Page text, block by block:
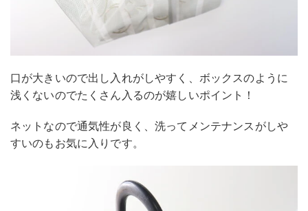
口が大きいので出し入れがしやすく、ボックスのように
浅くないのでたくさん入るのが嬉しいポイント！
ネットなので通気性が良く、洗ってメンテナンスがしや
すいのもお気に入りです。